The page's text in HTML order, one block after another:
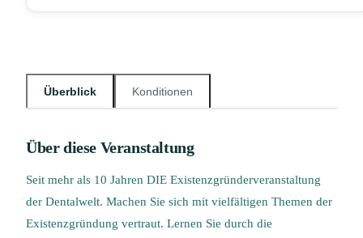
Überblick Konditionen
Über diese Veranstaltung
Seit mehr als 10 Jahren DIE Existenzgründerveranstaltung
der Dentalwelt. Machen Sie sich mit vielfältigen Themen der
Existenzgründung vertraut. Lernen Sie durch die